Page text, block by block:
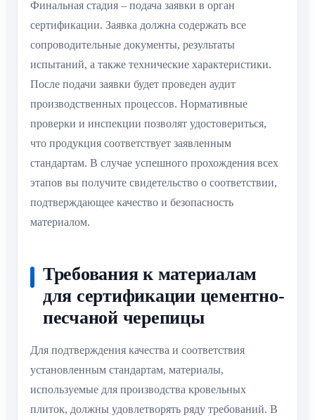
Финальная стадия – подача заявки в орган
сертификации. Заявка должна содержать все
сопроводительные документы, результаты
испытаний, а также технические характеристики.
После подачи заявки будет проведен аудит
производственных процессов. Нормативные
проверки и инспекции позволят удостовериться,
что продукция соответствует заявленным
стандартам. В случае успешного прохождения всех
этапов вы получите свидетельство о соответствии,
подтверждающее качество и безопасность
материалом.
Требования к материалам
для сертификации цементно-
песчаной черепицы
Для подтверждения качества и соответствия
установленным стандартам, материалы,
используемые для производства кровельных
плиток, должны удовлетворять ряду требований. В